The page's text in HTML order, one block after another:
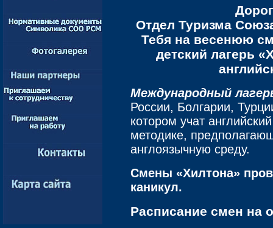
Отдел Туризма
Тебя на весенюю
детский лагерь
Международный
России, Болгарии,
котором учат
методике,
англоязычную среду.
Смены «Хилтона»
каникул.
Расписание смен на